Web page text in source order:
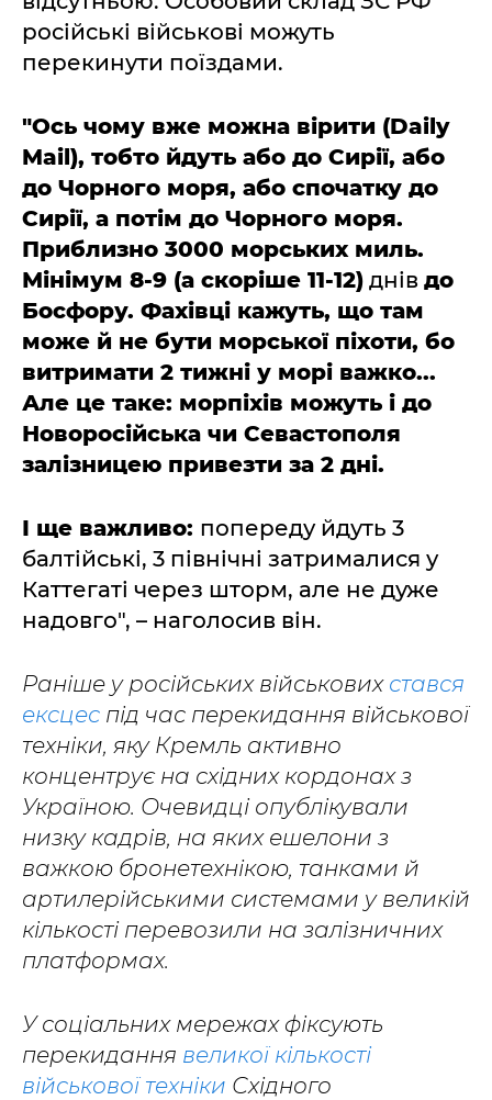
російські військові можуть
перекинути поїздами.
"Ось чому вже можна вірити (Daily
Mail), тобто йдуть або до Сирії, або
до Чорного моря, або спочатку до
Сирії, а потім до Чорного моря.
Приблизно 3000 морських миль.
Мінімум 8-9 (а скоріше 11-12) днів до
Босфору. Фахівці кажуть, що там
може й не бути морської піхоти, бо
витримати 2 тижні у морі важко...
Але це таке: морпіхів можуть і до
Новоросійська чи Севастополя
залізницею привезти за 2 дні.
І ще важливо: попереду йдуть 3
балтійські, 3 північні затрималися у
Каттегаті через шторм, але не дуже
надовго", – наголосив він.
Раніше у російських військовихстався
ексцес під час перекидання військової
техніки, яку Кремль активно
концентрує на східних кордонах з
Україною. Очевидці опублікували
низку кадрів, на яких ешелони з
важкою бронетехнікою, танками й
артилерійськими системами у великій
кількості перевозили на залізничних
платформах.
У соціальних мережах фіксують
перекидання великої кількості
військової техніки Східного